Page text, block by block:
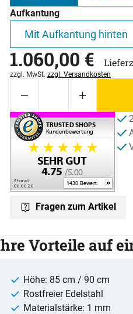
Aufkantung
Mit Aufkantung hinten
1.060,00 €
Steuerhinweis:
zzgl. MwSt. zzgl. Versandkosten
Fragen zum Artikel
Vorteile auf
Höhe: 85 cm / 90 cm
Rostfreier Edelstahl
Materialstärke: 1 mm